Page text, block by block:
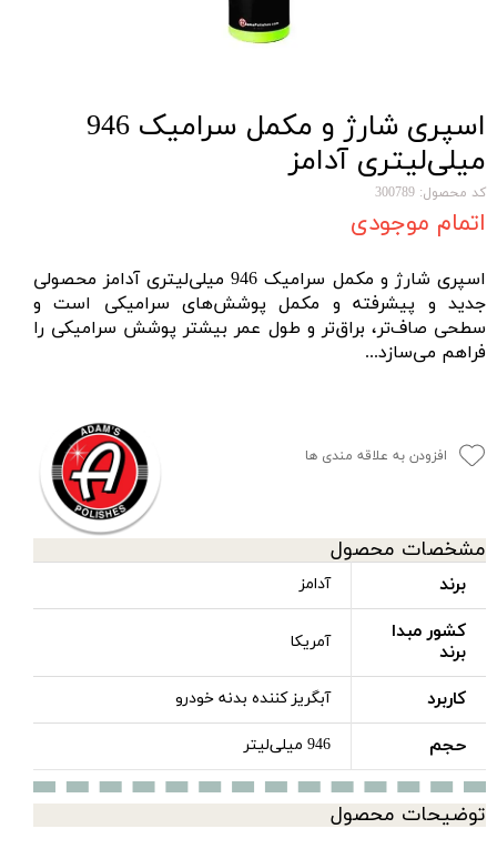
اسپری شارژ و مکمل سرامیک 946
میلی‌لیتری آدامز
کد محصول: 300789
اتمام موجودی
اسپری شارژ و مکمل سرامیک 946 میلی‌لیتری آدامز محصولی
جدید و پیشرفته و مکمل پوشش‌های سرامیکی است و
سطحی صاف‌تر، براق‌تر و طول عمر بیشتر پوشش سرامیکی را
فراهم می‌سازد...
افزودن به علاقه مندی ها
مشخصات محصول
برند آدامز
کشور مبدا
برند
آمریکا
کاربرد آبگریز کننده بدنه خودرو
حجم 946 میلی‌لیتر
توضیحات محصول